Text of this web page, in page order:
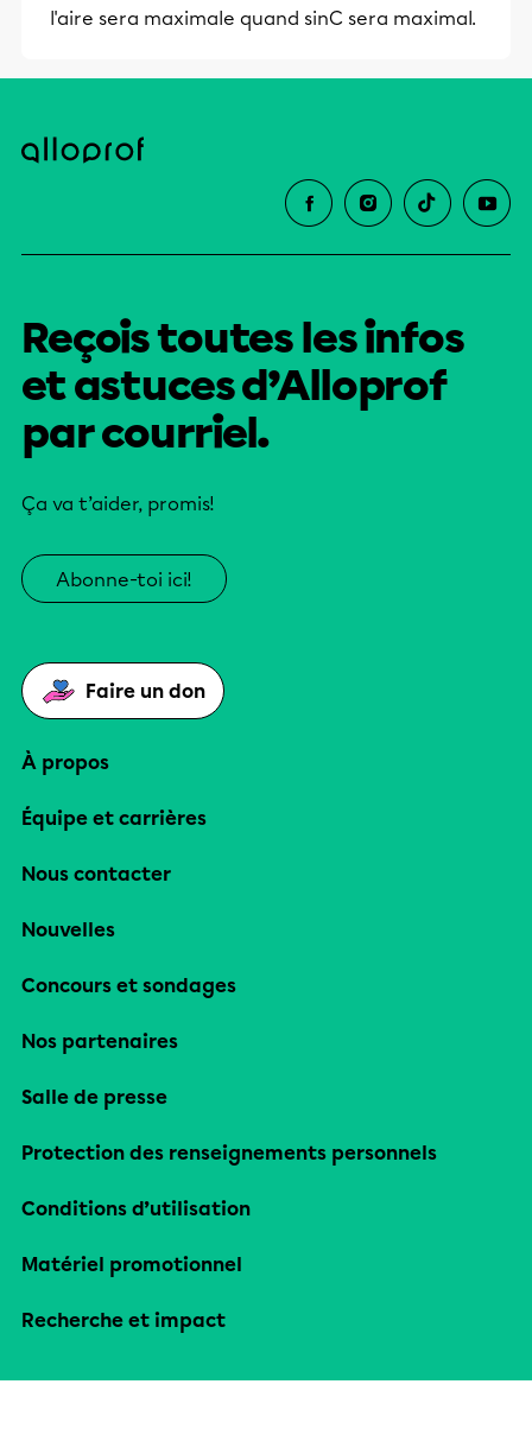
l'aire sera maximale quand sinC sera maximal.
Reçois toutes les infos
et astuces d’Alloprof
par courriel.
Ça va t’aider, promis!
Abonne-toi ici!
Faire un don
À propos
Équipe et carrières
Nous contacter
Nouvelles
Concours et sondages
Nos partenaires
Salle de presse
Protection des renseignements personnels
Conditions d’utilisation
Matériel promotionnel
Recherche et impact